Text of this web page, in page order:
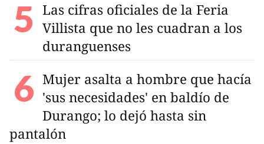
Las cifras oficiales de la Feria
Villista que no les cuadran a los
duranguenses
Mujer asalta a hombre que hacía
'sus necesidades' en baldío de
Durango; lo dejó hasta sin
pantalón